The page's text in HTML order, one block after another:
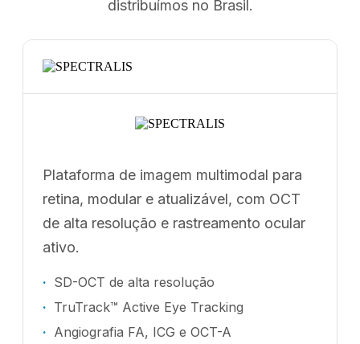
distribuímos no Brasil.
Plataforma de imagem multimodal para
retina, modular e atualizável, com OCT
de alta resolução e rastreamento ocular
ativo.
SD-OCT de alta resolução
TruTrack™ Active Eye Tracking
Angiografia FA, ICG e OCT-A